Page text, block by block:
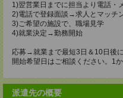
1)翌営業日までに担当より電話・
2)電話で登録面談→求人とマッチ
3)ご希望の施設で、職場見学
4)就業決定→勤務開始
応募→就業まで最短3日＆10日後
開始希望日はご相談ください。1
派遣先の概要